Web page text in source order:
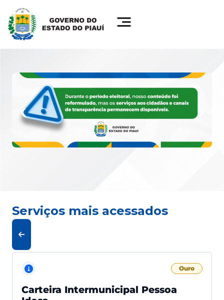
Serviços mais acessados
Ouro
Carteira Intermunicipal Pessoa